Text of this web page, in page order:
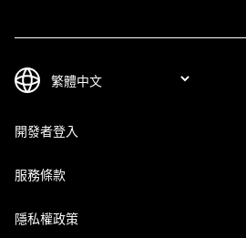
開發者登入
服務條款
隱私權政策